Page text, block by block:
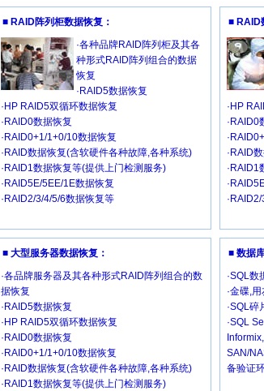
■ RAID阵列柜数据恢复：
·各种品牌RAID阵列柜及其各
种形式RAID阵列组合的数据
恢复
·RAID5数据恢复
·HP RAID5双循环数据恢复
·RAID0数据恢复
·RAID0+1/1+0/10数据恢复
·RAID数据恢复(含软硬件各种故障,各种系统)
·RAID1数据恢复等(提供上门检测服务)
·RAID5E/5EE/1E数据恢复
·RAID2/3/4/5/6数据恢复等
■ RAID
·HP
·RAID0
·RAID
·RAID1
■ 大型服务器数据恢复：
·各品牌服务器及其各种形式RAID阵列组合的数
据恢复
·RAID5数据恢复
·HP RAID5双循环数据恢复
·RAID0数据恢复
·RAID0+1/1+0/10数据恢复
·RAID数据恢复(含软硬件各种故障,各种系统)
·RAID1数据恢复等(提供上门检测服务)
■ 数据
·SQL数
·金碟,
·SQL碎
·SQL
SAN/
备验证